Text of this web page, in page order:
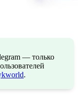
— только
.